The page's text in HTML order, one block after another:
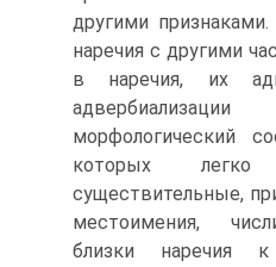
другими
наречия с другими
в наречия, их
морфологический
которых
существительные,
местоимения,
близки наречия